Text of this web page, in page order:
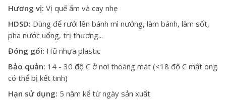
Hương vị: Vị quế ấm và cay nhẹ
HDSD: Dùng để rưới lên bánh mì nướng, làm bánh, làm sốt,
pha nước uống, trị thương...
Đóng gói: Hũ nhựa plastic
Bảo quản: 14 - 30 độ C ở nơi thoáng mát (<18 độ C mật ong
có thể bị kết tinh)
Hạn sử dụng: 5 năm kể từ ngày sản xuất